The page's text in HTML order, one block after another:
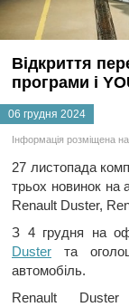
Відкриття
програми і
06 грудня 2024
Інформація розміщена
27 листопада
трьох новинок на
Renault Duster,
З 4 грудня на
Duster та
автомобіль.
Renault